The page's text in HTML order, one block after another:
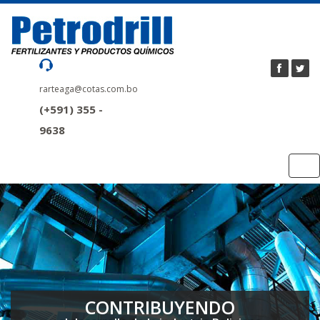
rarteaga@cotas.com.bo
(+591) 355 -
9638
CONTRIBUYENDO
CONTRIBUYENDO
CONTRIBUYENDO